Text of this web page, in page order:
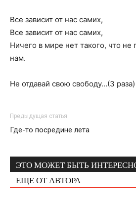
Все зависит от нас самих,
Все зависит от нас самих,
Ничего в мире нет такого, что не
нам.
Не отдавай свою свободу…(3 раза)
Предыдущая статья
Где-то посредине лета
ЭТО МОЖЕТ БЫТЬ
ЕЩЕ ОТ АВТОРА